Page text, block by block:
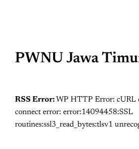
PWNU Jawa
RSS Error: WP HTTP Error: cURL
connect error: error:14094458:SSL
routines:ssl3_read_bytes:tlsv1